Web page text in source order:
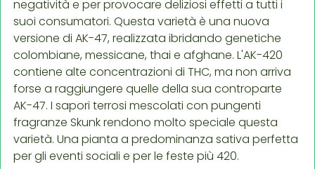
negatività e per provocare deliziosi effetti a tutti i
suoi consumatori. Questa varietà è una nuova
versione di AK-47, realizzata ibridando genetiche
colombiane, messicane, thai e afghane. L'AK-420
contiene alte concentrazioni di THC, ma non arriva
forse a raggiungere quelle della sua controparte
AK-47. I sapori terrosi mescolati con pungenti
fragranze Skunk rendono molto speciale questa
varietà. Una pianta a predominanza sativa perfetta
per gli eventi sociali e per le feste più 420.